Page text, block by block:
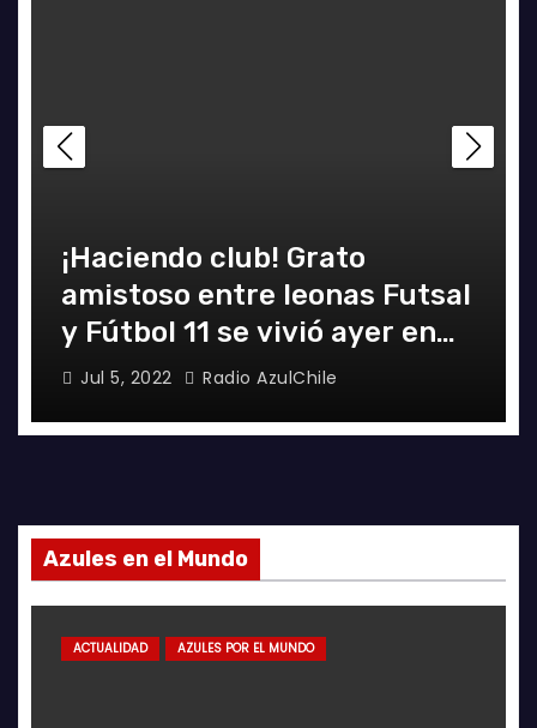
¡Haciendo club! Grato
amistoso entre leonas Futsal
y Fútbol 11 se vivió ayer en
La Florida
Jul 5, 2022 Radio AzulChile
Azules en el Mundo
ACTUALIDAD AZULES POR EL MUNDO